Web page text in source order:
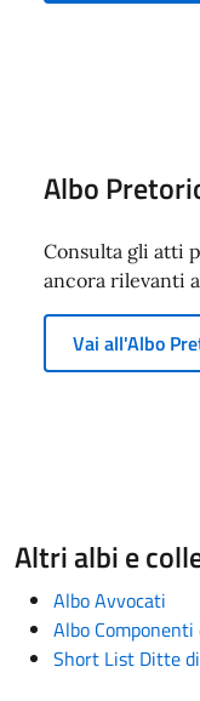
Albo
Consulta gli atti
ancora rilevanti
Vai all'Albo
Altri albi e
Albo Avvocati
Albo
Short List Ditte